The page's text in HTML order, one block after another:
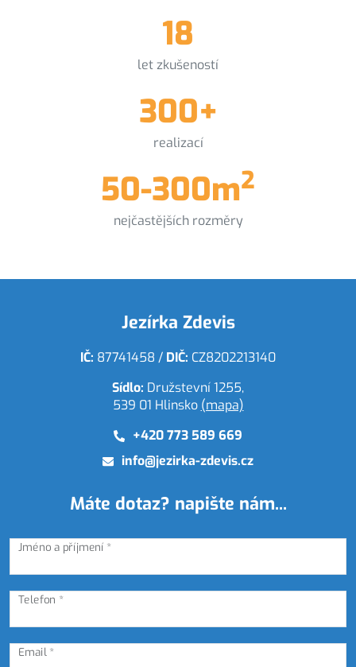
18
let zkušeností
300+
realizací
50-300m2
nejčastějších rozměry
Jezírka Zdevis
IČ: 87741458 / DIČ: CZ8202213140
Sídlo: Družstevní 1255,
539 01 Hlinsko (mapa)
+420 773 589 669
info@jezirka-zdevis.cz
Máte dotaz? napište nám...
Jméno a příjmení *
Telefon *
Email *